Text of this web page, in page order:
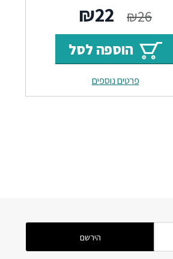
₪26
המחיר
המקורי
היה:
₪26.
₪22
הנוכחי
הוא:
₪22.
הוספה לסל
פרטים נוספים